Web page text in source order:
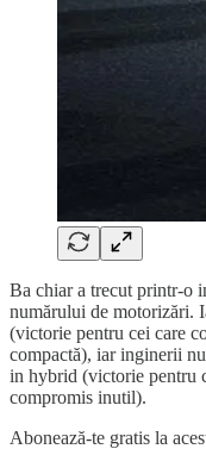
Ba chiar a trecut printr-o
numărului de motorizări.
(victorie pentru cei care
compactă), iar inginerii
in hybrid (victorie pentru
compromis inutil).
Abonează-te gratis la